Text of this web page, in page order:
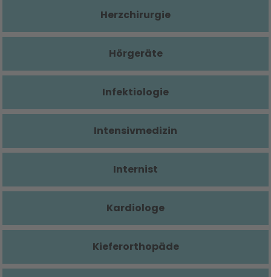
Herzchirurgie
Hörgeräte
Infektiologie
Intensivmedizin
Internist
Kardiologe
Kieferorthopäde